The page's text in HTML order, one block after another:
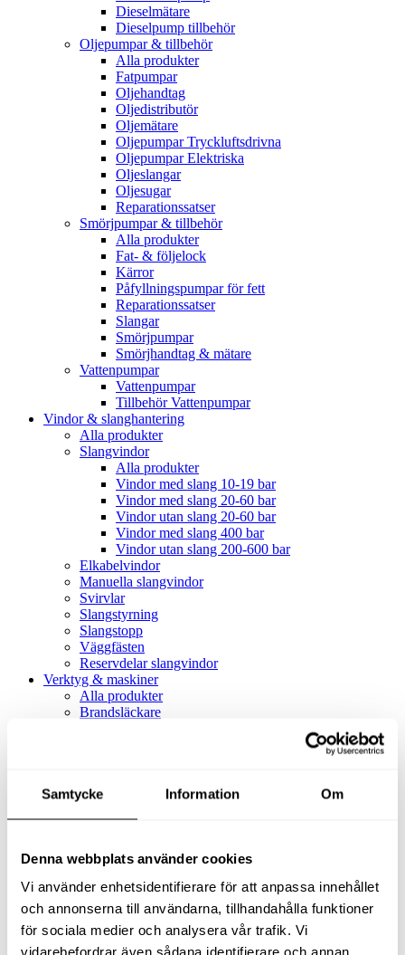
Samtycke Information Om
Denna webbplats använder cookies
Vi använder enhetsidentifierare för att anpassa innehållet
och annonserna till användarna, tillhandahålla funktioner
för sociala medier och analysera vår trafik. Vi
vidarebefordrar även sådana identifierare och annan
Dieselmätare
Dieselpump tillbehör
Oljepumpar & tillbehör
Alla produkter
Fatpumpar
Oljehandtag
Oljedistributör
Oljemätare
Oljepumpar Tryckluftsdrivna
Oljepumpar Elektriska
Oljeslangar
Oljesugar
Reparationssatser
Smörjpumpar & tillbehör
Alla produkter
Fat- & följelock
Kärror
Påfyllningspumpar för fett
Reparationssatser
Slangar
Smörjpumpar
Smörjhandtag & mätare
Vattenpumpar
Vattenpumpar
Tillbehör Vattenpumpar
Vindor & slanghantering
Alla produkter
Slangvindor
Alla produkter
Vindor med slang 10-19 bar
Vindor med slang 20-60 bar
Vindor utan slang 20-60 bar
Vindor med slang 400 bar
Vindor utan slang 200-600 bar
Elkabelvindor
Manuella slangvindor
Svirvlar
Slangstyrning
Slangstopp
Väggfästen
Reservdelar slangvindor
Verktyg & maskiner
Alla produkter
Brandsläckare
Alla produkter
Slangfäste
Textil- & Våtdammsugare
Tillbehör Textil- & våtdammsugare
Adaptrar
Dammsugare